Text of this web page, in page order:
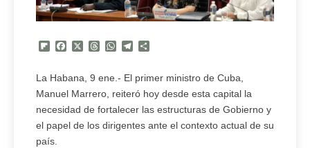
Flipboard
Facebook
X Threads
WhatsApp
Telegram
La Habana, 9 ene.- El primer ministro de Cuba,
Manuel Marrero, reiteró hoy desde esta capital la
necesidad de fortalecer las estructuras de Gobierno y
el papel de los dirigentes ante el contexto actual de su
país.